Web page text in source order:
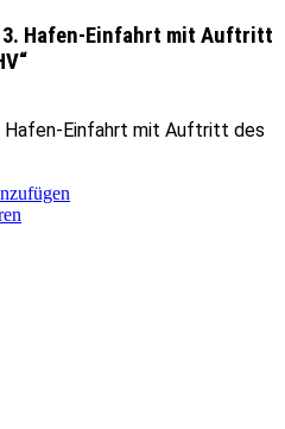
3. Hafen-Einfahrt mit Auftritt
Hafen-Einfahrt mit Auftritt des